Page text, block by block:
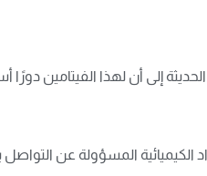
إلى أن لهذا الفيتامين دورًا
المسؤولة عن التواصل